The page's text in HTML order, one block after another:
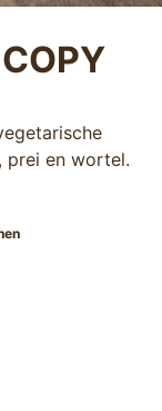
prei en wortel.